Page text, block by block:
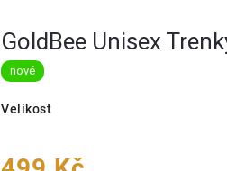
GoldBee Unisex
nové
Velikost